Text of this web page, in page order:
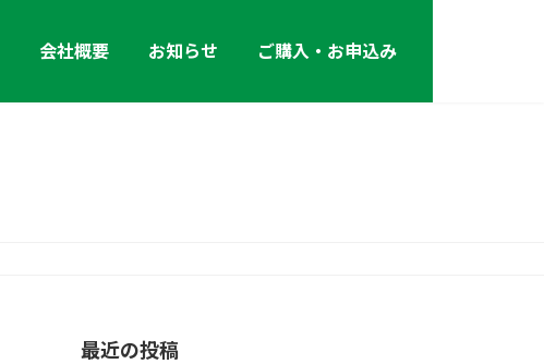
会社概要 お知らせ ご購入・お申込み
最近の投稿